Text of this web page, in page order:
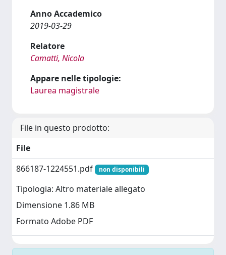
Anno Accademico
2019-03-29
Relatore
Camatti, Nicola
Appare nelle tipologie:
Laurea magistrale
File in questo prodotto:
File
866187-1224551.pdf
non disponibili
Tipologia: Altro materiale allegato
Dimensione 1.86 MB
Formato Adobe PDF